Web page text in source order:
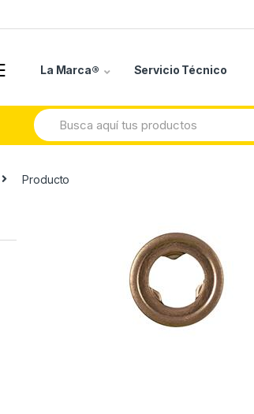
La Marca® Servicio Técnico
Search
for:
Producto